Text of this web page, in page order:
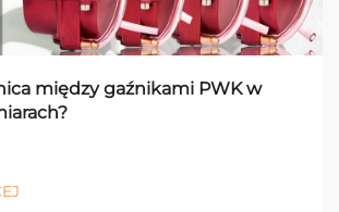
między gaźnikami PWK w